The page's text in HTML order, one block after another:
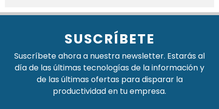
SUSCRÍBETE
Suscríbete ahora a nuestra newsletter. Estarás al
día de las últimas tecnologías de la información y
de las últimas ofertas para disparar la
productividad en tu empresa.